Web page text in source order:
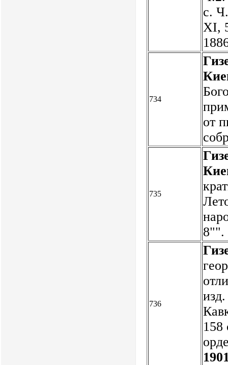
с.
XI,
734
от
735
736
158